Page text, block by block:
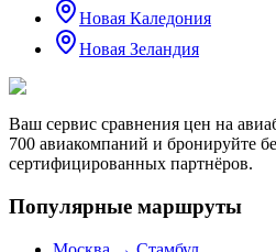
Новая Каледония
Новая Зеландия
Ваш сервис сравнения цен на
700 авиакомпаний и бронируйте
сертифицированных партнёров.
Популярные маршруты